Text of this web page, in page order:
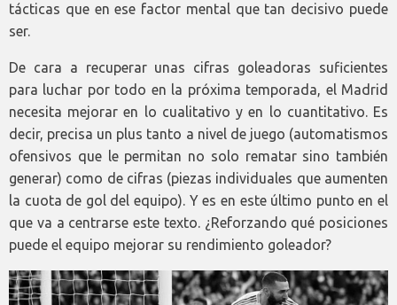
tácticas que en ese factor mental que tan decisivo puede
ser.
De cara a recuperar unas cifras goleadoras suficientes
para luchar por todo en la próxima temporada, el Madrid
necesita mejorar en lo cualitativo y en lo cuantitativo. Es
decir, precisa un plus tanto a nivel de juego (automatismos
ofensivos que le permitan no solo rematar sino también
generar) como de cifras (piezas individuales que aumenten
la cuota de gol del equipo). Y es en este último punto en el
que va a centrarse este texto. ¿Reforzando qué posiciones
puede el equipo mejorar su rendimiento goleador?